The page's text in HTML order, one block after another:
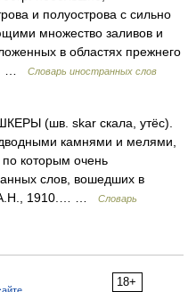
и полуострова с сильно
множество заливов и
в областях прежнего
…
Словарь иностранных слов
(шв. skar скала, утёс).
камнями и мелями,
которым очень
слов, вошедших в
А.Н., 1910.… …
Словарь
18+